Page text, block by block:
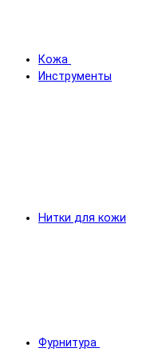
Кожа
Инструменты
Нитки для кожи
Фурнитура